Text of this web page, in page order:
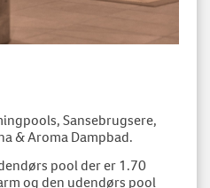
Sansebrugsere,
& Aroma Dampbad.
pool der er 1.70
og den udendørs pool